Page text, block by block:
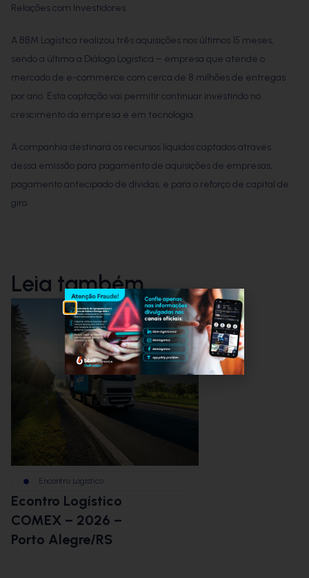
Relações com Investidores.
A BBM Logística realizou três aquisições nos últimos 15 meses,
sendo a última a Diálogo Logística – empresa que atende o
mercado de e-commerce com cerca de 8 milhões de entregas
por ano. Esta captação vai permitir continuar investindo no
crescimento da empresa e em tecnologia.
A companhia destinará os recursos líquidos captados através
dessa emissão para pagamento de aquisições de empresas,
pagamento antecipado de dívidas, e para o reforço de capital de
giro.
Leia também
Encontro Logístico
Econtro Logístico
COMEX – 2026 –
Porto Alegre/RS